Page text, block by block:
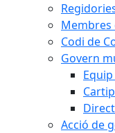
Membres
Codi de
Govern
Acció de